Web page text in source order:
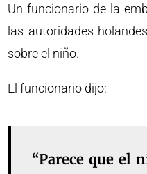
Un funcionario de la
las autoridades
sobre el niño.
El funcionario dijo:
“Parece que el